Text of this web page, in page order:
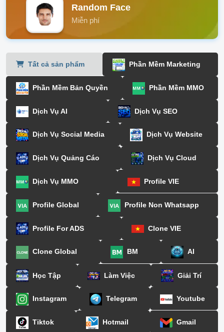
Random Face
Miễn phí
Tất cả sản phẩm Phần Mềm Marketing
Phần Mềm Bản Quyền Phần Mềm MMO
Dịch Vụ AI Dịch Vụ SEO
Dịch Vụ Social Media Dịch Vụ Website
Dịch Vụ Quảng Cáo Dịch Vụ Cloud
Dịch Vụ MMO Profile VIE
Profile Global Profile Non Whatsapp
Profile For ADS Clone VIE
Clone Global BM AI
Học Tập Làm Việc Giải Trí
Instagram Telegram Youtube
Tiktok Hotmail Gmail